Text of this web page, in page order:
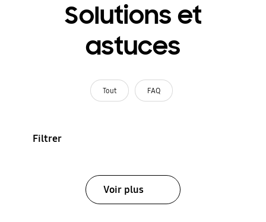
Solutions et
astuces
Tout FAQ
Filtrer
Voir plus